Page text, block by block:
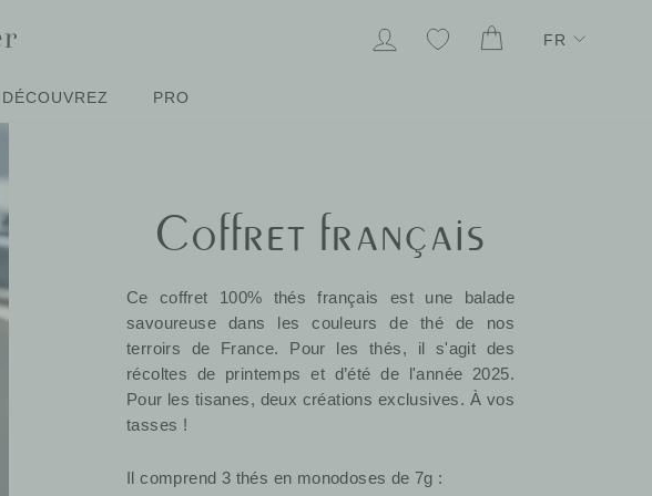
SE CONNECTER
MES FAVORIS
PANIER
FR
DÉCOUVREZ PRO
Coffret français
Ce coffret 100% thés français est une balade
savoureuse dans les couleurs de thé de nos
terroirs de France. Pour les thés, il s'agit des
récoltes de printemps et d’été de l'année 2025.
Pour les tisanes, deux créations exclusives. À vos
tasses !
Il comprend 3 thés en monodoses de 7g :